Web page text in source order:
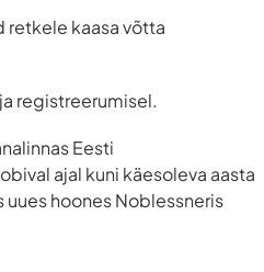
retkele kaasa võtta
registreerumisel.
Eesti
ajal kuni käesoleva aasta
hoones Noblessneris